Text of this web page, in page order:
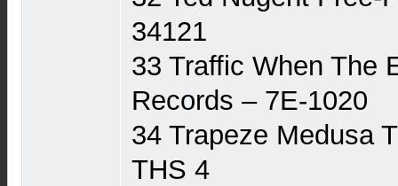
34121
33 Traffic When The
Records ‎– 7E-1020
34 Trapeze Medusa
THS 4